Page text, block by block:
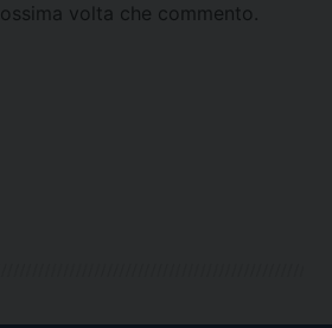
volta che commento.